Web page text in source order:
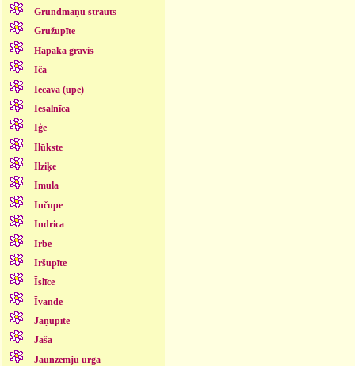
Grundmaņu strauts
Gružupīte
Hapaka grāvis
Iča
Iecava (upe)
Iesalnīca
Iģe
Ilūkste
Ilziķe
Imula
Inčupe
Indrica
Irbe
Iršupīte
Īslīce
Īvande
Jāņupīte
Jaša
Jaunzemju urga